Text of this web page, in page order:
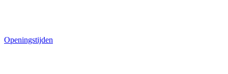
Openingstijden